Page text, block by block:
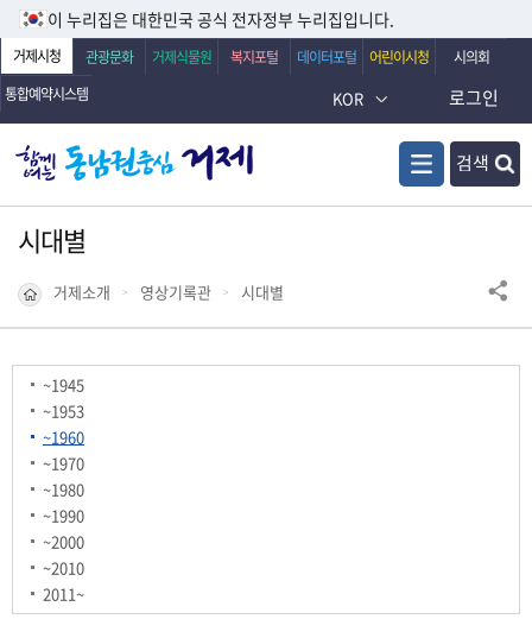
이 누리집은 대한민국 공식 전자정부 누리집입니다.
거제시청 관광문화 거제식물원 복지포털 데이터포털 어린이시청
시의회
통합예약시스템
KOR
검색
로그인
시대별
거제소개 영상기록관 시대별
~1945
~1953
~1960
~1970
~1980
~1990
~2000
~2010
2011~